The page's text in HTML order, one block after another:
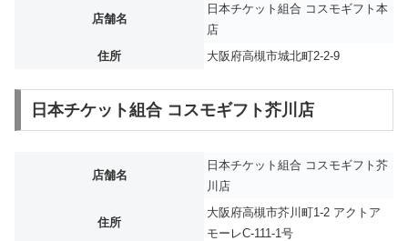
店舗名
日本チケット組合 コスモギフト本
店
住所
大阪府高槻市城北町2-2-9
日本チケット組合 コスモギフト芥川店
店舗名
日本チケット組合 コスモギフト芥
川店
住所
大阪府高槻市芥川町1-2 アクトア
モーレC-111-1号